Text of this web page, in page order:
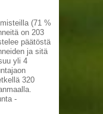
(71 %
on 203
päätöstä
ja sitä
yli 4
320
-